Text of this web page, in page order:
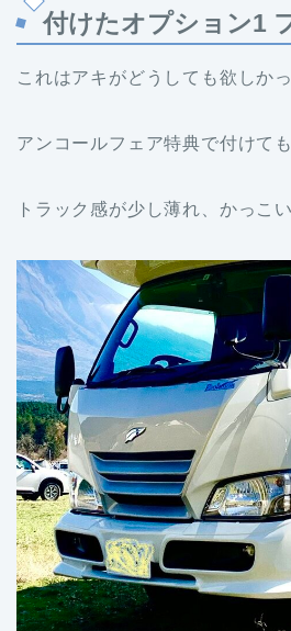
付けたオプション1
これはアキがどうしても欲しか
アンコールフェア特典で付けて
トラック感が少し薄れ、かっこ